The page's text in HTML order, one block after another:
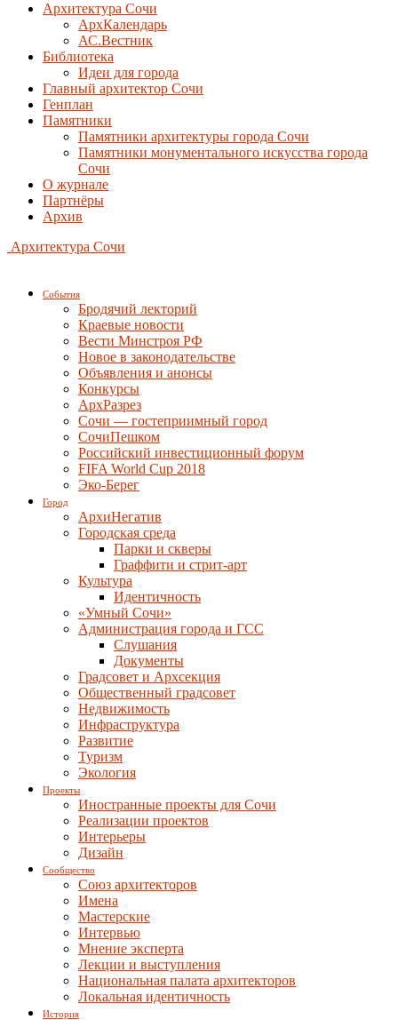
Архитектура Сочи
АрхКалендарь
АС.Вестник
Библиотека
Идеи для города
Главный архитектор Сочи
Генплан
Памятники
Памятники архитектуры города Сочи
Памятники монументального искусства города
Сочи
О журнале
Партнёры
Архив
Архитектура Сочи
События
Бродячий лекторий
Краевые новости
Вести Минстроя РФ
Новое в законодательстве
Объявления и анонсы
Конкурсы
АрхРазрез
Сочи — гостеприимный город
СочиПешком
Российский инвестиционный форум
FIFA World Cup 2018
Эко-Берег
Город
АрхиНегатив
Городская среда
Парки и скверы
Граффити и стрит-арт
Культура
Идентичность
«Умный Сочи»
Администрация города и ГСС
Слушания
Документы
Градсовет и Архсекция
Общественный градсовет
Недвижимость
Инфраструктура
Развитие
Туризм
Экология
Проекты
Иностранные проекты для Сочи
Реализации проектов
Интерьеры
Дизайн
Сообщество
Союз архитекторов
Имена
Мастерские
Интервью
Мнение эксперта
Лекции и выступления
Национальная палата архитекторов
Локальная идентичность
История